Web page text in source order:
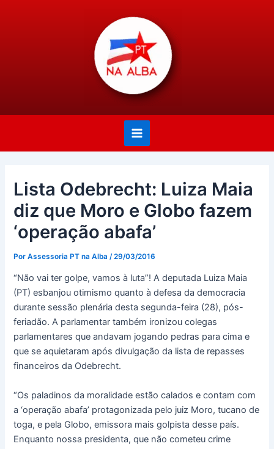
Menu
Lista Odebrecht: Luiza Maia
diz que Moro e Globo fazem
‘operação abafa’
PorAssessoria PT na Alba/29/03/2016
“Não vai ter golpe, vamos à luta”! A deputada Luiza Maia
(PT) esbanjou otimismo quanto à defesa da democracia
durante sessão plenária desta segunda-feira (28), pós-
feriadão. A parlamentar também ironizou colegas
parlamentares que andavam jogando pedras para cima e
que se aquietaram após divulgação da lista de repasses
financeiros da Odebrecht.
“Os paladinos da moralidade estão calados e contam com
a ‘operação abafa’ protagonizada pelo juiz Moro, tucano de
toga, e pela Globo, emissora mais golpista desse país.
Enquanto nossa presidenta, que não cometeu crime